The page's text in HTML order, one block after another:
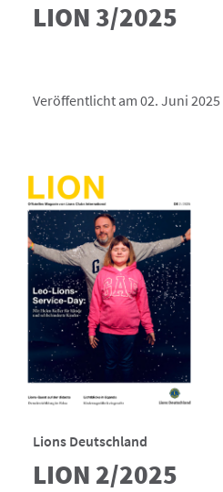
LION 3/2025
Veröffentlicht am 02. Juni 2025
Lions Deutschland
LION 2/2025